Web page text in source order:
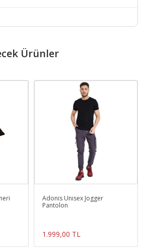
Ürünler
Adonis Unisex Jogger
Pantolon
1.999,00 TL